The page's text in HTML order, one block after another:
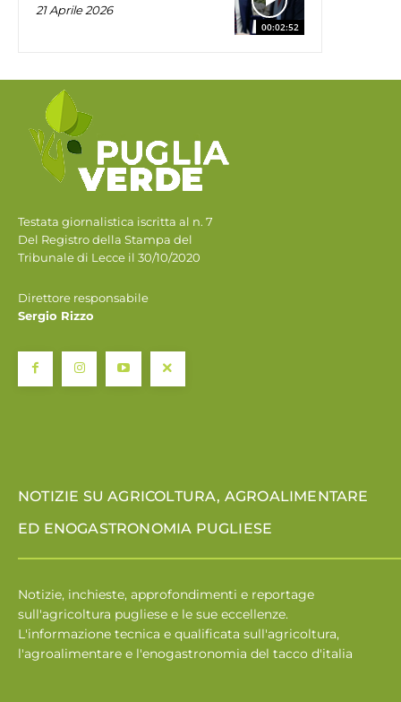
00:02:52
21 Aprile 2026
Testata giornalistica iscritta al n. 7
Del Registro della Stampa del
Tribunale di Lecce il 30/10/2020
Direttore responsabile
Sergio Rizzo
NOTIZIE SU AGRICOLTURA, AGROALIMENTARE
ED ENOGASTRONOMIA PUGLIESE
Notizie, inchieste, approfondimenti e reportage
sull'agricoltura pugliese e le sue eccellenze.
L'informazione tecnica e qualificata sull'agricoltura,
l'agroalimentare e l'enogastronomia del tacco d'italia